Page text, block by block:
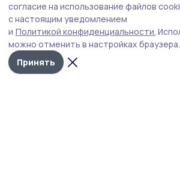
согласие на использование файлов
с настоящим уведомлением
и Политикой конфиденциальности.
можно отменить в настройках браузера.
Принять